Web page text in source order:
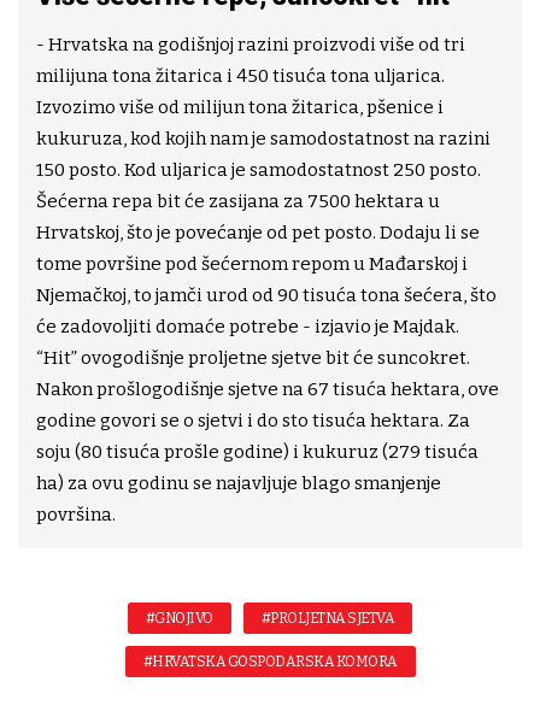
- Hrvatska na godišnjoj razini proizvodi više od tri
milijuna tona žitarica i 450 tisuća tona uljarica.
Izvozimo više od milijun tona žitarica, pšenice i
kukuruza, kod kojih nam je samodostatnost na razini
150 posto. Kod uljarica je samodostatnost 250 posto.
Šećerna repa bit će zasijana za 7500 hektara u
Hrvatskoj, što je povećanje od pet posto. Dodaju li se
tome površine pod šećernom repom u Mađarskoj i
Njemačkoj, to jamči urod od 90 tisuća tona šećera, što
će zadovoljiti domaće potrebe - izjavio je Majdak.
“Hit” ovogodišnje proljetne sjetve bit će suncokret.
Nakon prošlogodišnje sjetve na 67 tisuća hektara, ove
godine govori se o sjetvi i do sto tisuća hektara. Za
soju (80 tisuća prošle godine) i kukuruz (279 tisuća
ha) za ovu godinu se najavljuje blago smanjenje
površina.
#GNOJIVO #PROLJETNA SJETVA
#HRVATSKA GOSPODARSKA KOMORA